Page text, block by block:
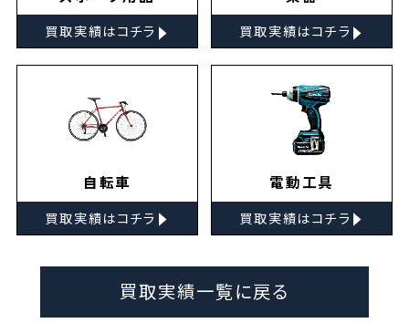
買取実績はコチラ ▸ 買取実績はコチラ ▸
自転車
買取実績はコチラ ▸
電動工具
買取実績はコチラ ▸
買取実績一覧に戻る